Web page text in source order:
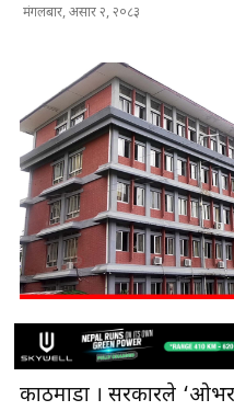
मंगलबार, असार २, २०८३
काठमाडौँ । सरकारले